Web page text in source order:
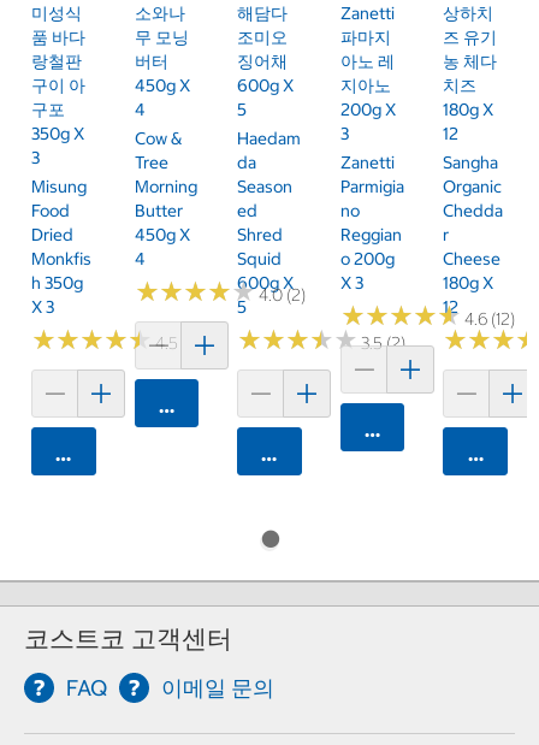
미성식
품 바다
랑철판
구이 아
구포
350g X
3
Misung
Food
Dried
Monkfis
H 350g
X 3
★★★★★
★★★★★4.5 (4)
카트에 담기
소와나
무 모닝
버터
450g X
4
Cow &
Tree
Morning
Butter
450g X
4
★★★★★
★★★★★4.0 (2)
카트에 담기
해담다
조미오
징어채
600g X
5
Haedam
Da
Season
Ed
Shred
Squid
600g X
5
★★★★★
★★★★★3.5 (2)
카트에 담기
Zanetti
파마지
아노 레
지아노
200g X
3
Zanetti
Parmigia
No
Reggian
O 200g
X 3
★★★★★
★★★★★ 4.6 (12)
카트에 담기
상하치
즈 유기
농 체다
치즈
180g X
12
Sangha
Organic
Chedda
R
Cheese
180g X
12
★★★
★★★
카트에
코스트코 고객센터
FAQ 이메일 문의